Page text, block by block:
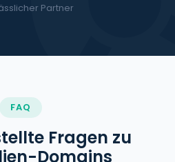
Partner
FAQ
Fragen zu
Domains